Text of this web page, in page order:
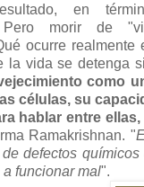
en
Pero morir de
ocurre realmente
la vida se detenga
como
células, su
hablar entre
Ramakrishnan. "
defectos
funcionar mal".